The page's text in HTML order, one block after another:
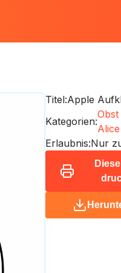
Titel:Apple
Kategorien:
Erlaubnis:Nur